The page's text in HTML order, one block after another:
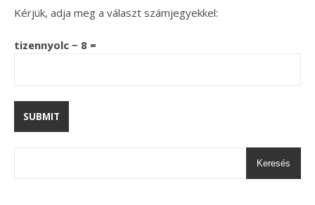
Kérjük, adja meg a választ számjegyekkel:
tizennyolc − 8 =
Keresés